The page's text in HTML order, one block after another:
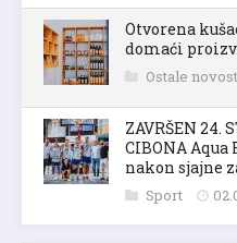
Otvorena
domaći
Ostale
ZAVRŠEN 24.
CIBONA
nakon sjajne
Sport